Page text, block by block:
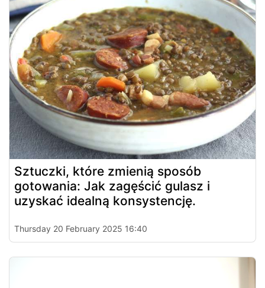
Sztuczki, które zmienią sposób
gotowania: Jak zagęścić gulasz i
uzyskać idealną konsystencję.
Thursday 20 February 2025 16:40